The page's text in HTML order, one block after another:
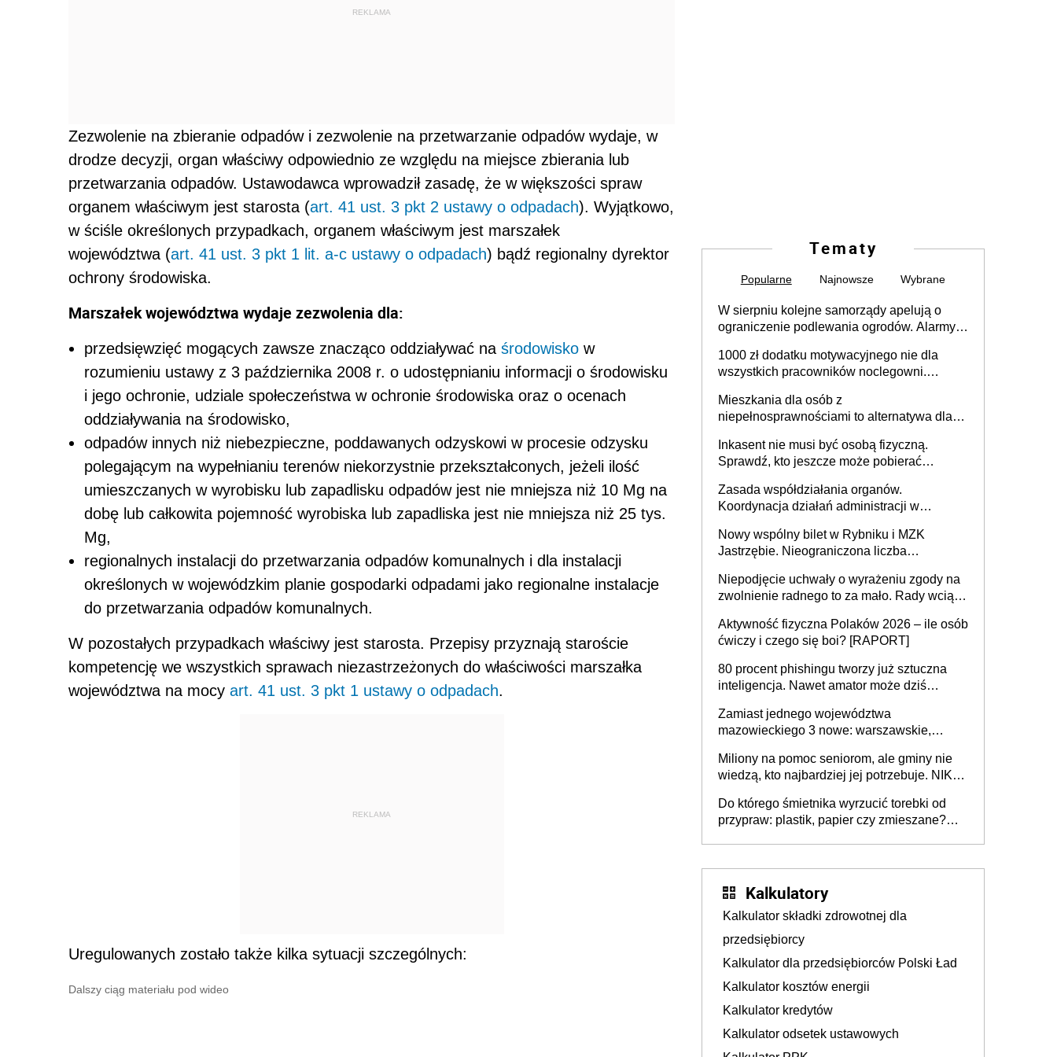
REKLAMA
Zezwolenie na zbieranie odpadów i zezwolenie na przetwarzanie odpadów wydaje, w
drodze decyzji, organ właściwy odpowiednio ze względu na miejsce zbierania lub
przetwarzania odpadów. Ustawodawca wprowadził zasadę, że w większości spraw
organem właściwym jest starosta (art. 41 ust. 3 pkt 2 ustawy o odpadach). Wyjątkowo,
w ściśle określonych przypadkach, organem właściwym jest marszałek
województwa (art. 41 ust. 3 pkt 1 lit. a-c ustawy o odpadach) bądź regionalny dyrektor
ochrony środowiska.
Marszałek województwa wydaje zezwolenia dla:
przedsięwzięć mogących zawsze znacząco oddziaływać na środowisko w
rozumieniu ustawy z 3 października 2008 r. o udostępnianiu informacji o środowisku
i jego ochronie, udziale społeczeństwa w ochronie środowiska oraz o ocenach
oddziaływania na środowisko,
odpadów innych niż niebezpieczne, poddawanych odzyskowi w procesie odzysku
polegającym na wypełnianiu terenów niekorzystnie przekształconych, jeżeli ilość
umieszczanych w wyrobisku lub zapadlisku odpadów jest nie mniejsza niż 10 Mg na
dobę lub całkowita pojemność wyrobiska lub zapadliska jest nie mniejsza niż 25 tys.
Mg,
regionalnych instalacji do przetwarzania odpadów komunalnych i dla instalacji
określonych w wojewódzkim planie gospodarki odpadami jako regionalne instalacje
do przetwarzania odpadów komunalnych.
W pozostałych przypadkach właściwy jest starosta. Przepisy przyznają staroście
kompetencję we wszystkich sprawach niezastrzeżonych do właściwości marszałka
województwa na mocy art. 41 ust. 3 pkt 1 ustawy o odpadach.
REKLAMA
Uregulowanych zostało także kilka sytuacji szczególnych:
Dalszy ciąg materiału pod wideo
Tematy
Popularne Najnowsze Wybrane
W sierpniu kolejne samorządy apelują o
ograniczenie podlewania ogrodów. Alarmy w
może objąć cały kraj
1000 zł dodatku motywacyjnego nie dla
wszystkich pracowników noclegowni.
Mieszkania dla osób z
niepełnosprawnościami to alternatywa dla
samodzielnie lub z rodziną
Inkasent nie musi być osobą fizyczną.
Sprawdź, kto jeszcze może pobierać
Zasada współdziałania organów.
Koordynacja działań administracji w
Nowy wspólny bilet w Rybniku i MZK
Jastrzębie. Nieograniczona liczba
Niepodjęcie uchwały o wyrażeniu zgody na
zwolnienie radnego to za mało. Rady wciąż
rozstrzygać sprawy
Aktywność fizyczna Polaków 2026 – ile osób
ćwiczy i czego się boi? [RAPORT]
80 procent phishingu tworzy już sztuczna
inteligencja. Nawet amator może dziś
Zamiast jednego województwa
mazowieckiego 3 nowe: warszawskie,
Europie nie ma tak dużych jednostek
stołecznych
Miliony na pomoc seniorom, ale gminy nie
wiedzą, kto najbardziej jej potrzebuje. NIK
Do którego śmietnika wyrzucić torebki od
przypraw: plastik, papier czy zmieszane?
Kalkulatory
Kalkulator składki zdrowotnej dla
przedsiębiorcy
Kalkulator dla przedsiębiorców Polski Ład
Kalkulator kosztów energii
Kalkulator kredytów
Kalkulator odsetek ustawowych